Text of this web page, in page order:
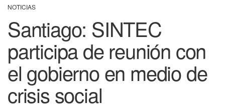
NOTICIAS
Santiago: SINTEC
participa de reunión con
el gobierno en medio de
crisis social